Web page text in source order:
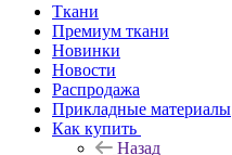
Ткани
Премиум ткани
Новинки
Новости
Распродажа
Прикладные материалы
Как купить
Назад